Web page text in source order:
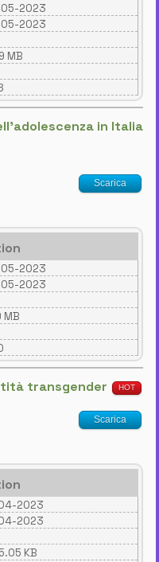
05-2023
05-2023
MB
in Italia
Scarica
05-2023
05-2023
MB
transgender HOT
Scarica
2023
2023
KB